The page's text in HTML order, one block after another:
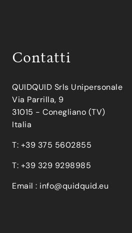
Contatti
QUIDQUID Srls Unipersonale
Via Parrilla, 9
31015 - Conegliano (TV)
Italia
T: +39 375 5602855
T: +39 329 9298985
Email : info@quidquid.eu